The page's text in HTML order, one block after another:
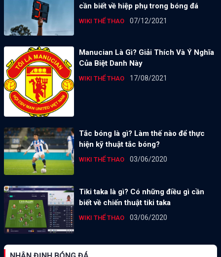
cần biết về hiệp phụ trong bóng đá
WIKI THỂ THAO 07/12/2021
Manucian Là Gì? Giải Thích Và Ý Nghĩa
Của Biệt Danh Này
WIKI THỂ THAO 17/08/2021
Tắc bóng là gì? Làm thế nào để thực
hiện kỹ thuật tắc bóng?
WIKI THỂ THAO 03/06/2020
Tiki taka là gì? Có những điều gì cần
biết về chiến thuật tiki taka
WIKI THỂ THAO 03/06/2020